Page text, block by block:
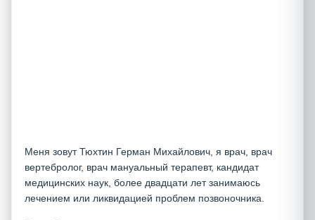
Меня зовут Тюхтин Герман Михайлович, я врач, врач
вертебролог, врач мануальный терапевт, кандидат
медицинских наук, более двадцати лет занимаюсь
лечением или ликвидацией проблем позвоночника.